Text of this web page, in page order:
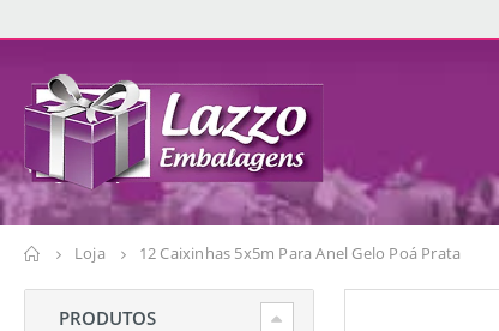
Loja 12 Caixinhas 5x5m Para Anel Gelo Poá Prata
PRODUTOS